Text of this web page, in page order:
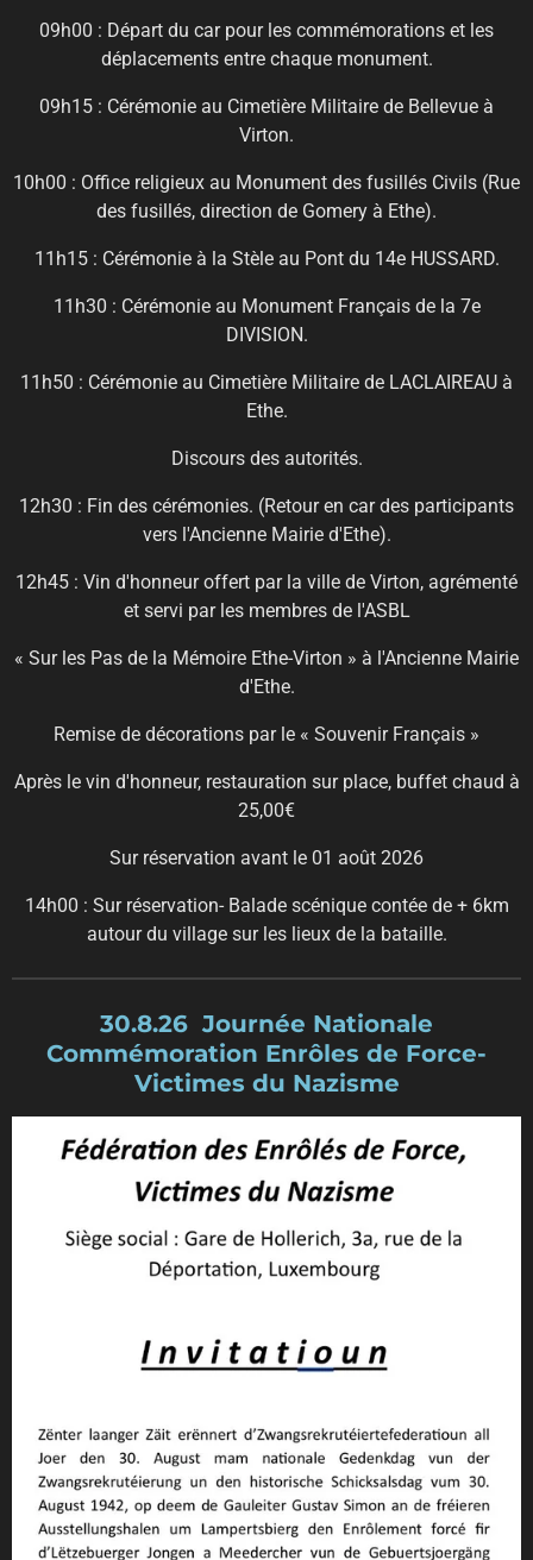
09h00 : Départ du car pour les commémorations et les
déplacements entre chaque monument.
09h15 : Cérémonie au Cimetière Militaire de Bellevue à
Virton.
10h00 : Office religieux au Monument des fusillés Civils (Rue
des fusillés, direction de Gomery à Ethe).
11h15 : Cérémonie à la Stèle au Pont du 14e HUSSARD.
11h30 : Cérémonie au Monument Français de la 7e
DIVISION.
11h50 : Cérémonie au Cimetière Militaire de LACLAIREAU à
Ethe.
Discours des autorités.
12h30 : Fin des cérémonies. (Retour en car des participants
vers l'Ancienne Mairie d'Ethe).
12h45 : Vin d'honneur offert par la ville de Virton, agrémenté
et servi par les membres de l'ASBL
« Sur les Pas de la Mémoire Ethe-Virton » à l'Ancienne Mairie
d'Ethe.
Remise de décorations par le « Souvenir Français »
Après le vin d'honneur, restauration sur place, buffet chaud à
25,00€
Sur réservation avant le 01 août 2026
14h00 : Sur réservation- Balade scénique contée de + 6km
autour du village sur les lieux de la bataille.
30.8.26 Journée Nationale
Commémoration Enrôles de Force-
Victimes du Nazisme